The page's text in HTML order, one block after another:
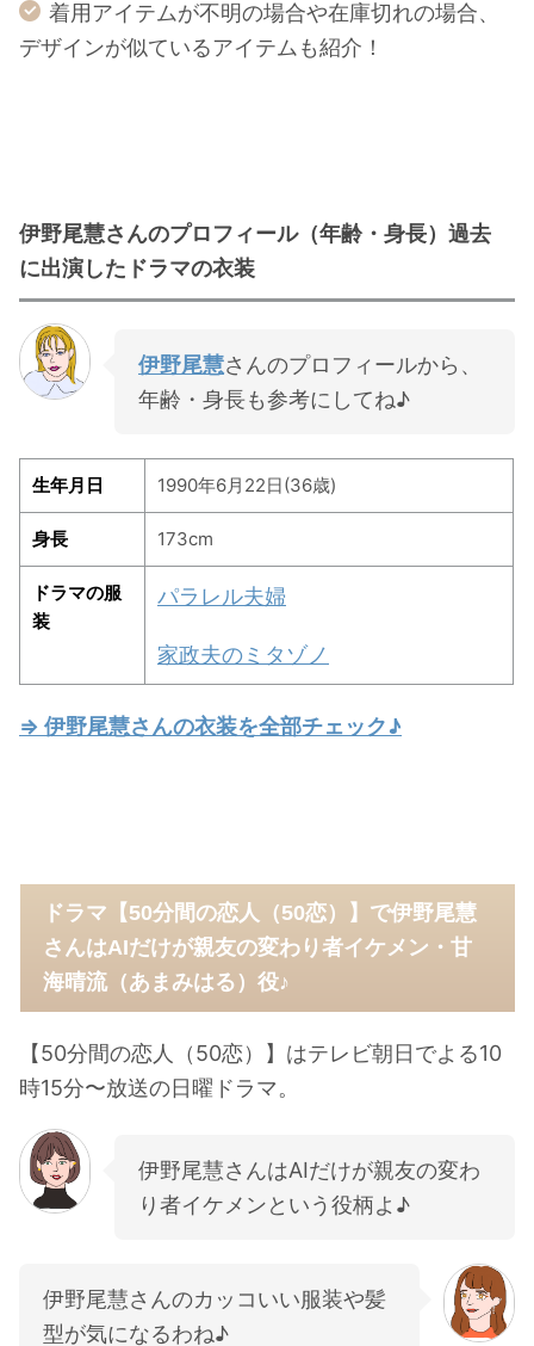
着用アイテムが不明の場合や在庫切れの場合、
デザインが似ているアイテムも紹介！
伊野尾慧さんのプロフィール（年齢・身長）過去
に出演したドラマの衣装
伊野尾慧さんのプロフィールから、
年齢・身長も参考にしてね♪
生年月日 1990年6月22日(36歳)
身長 173cm
ドラマの服
装
パラレル夫婦
家政夫のミタゾノ
⇒ 伊野尾慧さんの衣装を全部チェック♪
ドラマ【50分間の恋人（50恋）】で伊野尾慧
さんはAIだけが親友の変わり者イケメン・甘
海晴流（あまみはる）役♪
【50分間の恋人（50恋）】はテレビ朝日でよる10
時15分〜放送の日曜ドラマ。
伊野尾慧さんはAIだけが親友の変わ
り者イケメンという役柄よ♪
伊野尾慧さんのカッコいい服装や髪
型が気になるわね♪